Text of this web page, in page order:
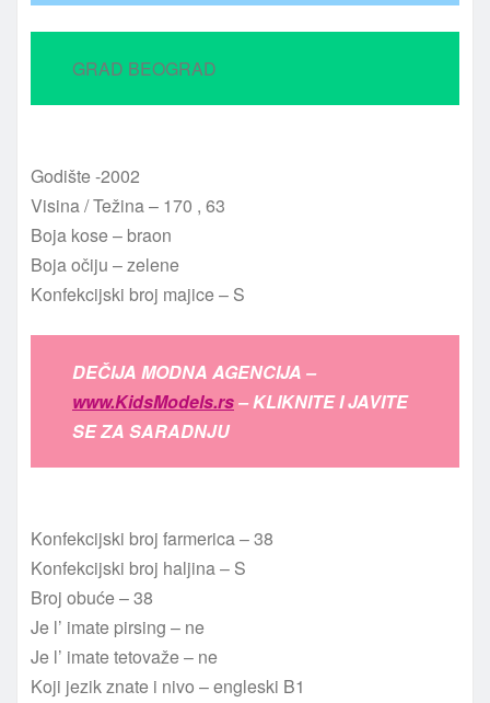
GRAD BEOGRAD
Godište -2002
Visina / Težina – 170 , 63
Boja kose – braon
Boja očiju – zelene
Konfekcijski broj majice – S
DEČIJA MODNA AGENCIJA –
www.KidsModels.rs– KLIKNITE I JAVITE
SE ZA SARADNJU
Konfekcijski broj farmerica – 38
Konfekcijski broj haljina – S
Broj obuće – 38
Je l’ imate pirsing – ne
Je l’ imate tetovaže – ne
Koji jezik znate i nivo – engleski B1